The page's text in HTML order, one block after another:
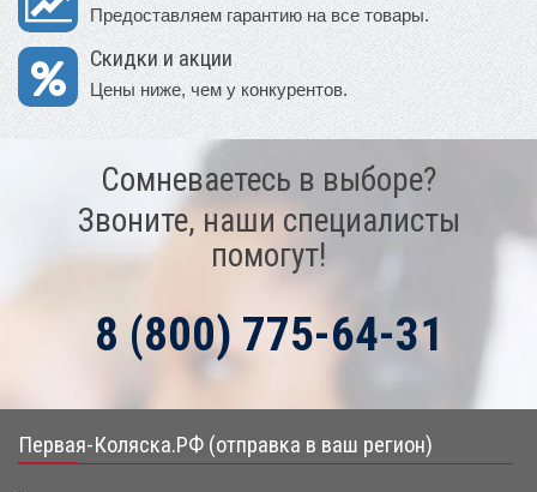
Предоставляем гарантию на все товары.
Скидки и акции
Цены ниже, чем у конкурентов.
Сомневаетесь в выборе?
Звоните, наши специалисты
помогут!
8 (800) 775-64-31
Первая-Коляска.РФ (отправка в ваш регион)